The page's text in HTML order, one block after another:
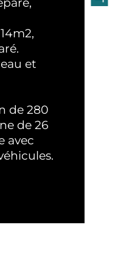
et
de 280
de 26
avec